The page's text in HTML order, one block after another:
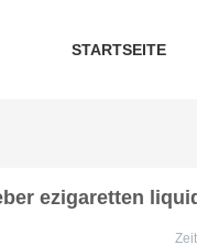
STARTSEITE
ezigaretten